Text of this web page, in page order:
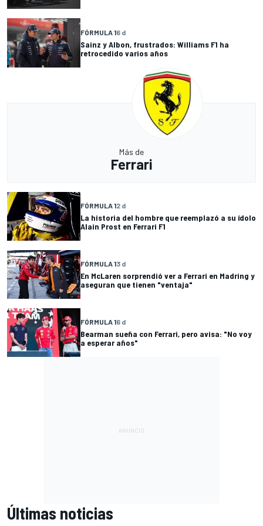
FÓRMULA 16 d
Sainz y Albon, frustrados: Williams F1 ha
retrocedido varios años
Más de
Ferrari
FÓRMULA 12 d
La historia del hombre que reemplazó a su ídolo
Alain Prost en Ferrari F1
FÓRMULA 13 d
En McLaren sorprendió ver a Ferrari en Madring y
aseguran que tienen "ventaja"
FÓRMULA 16 d
Bearman sueña con Ferrari, pero avisa: "No voy
a esperar años"
Últimas noticias